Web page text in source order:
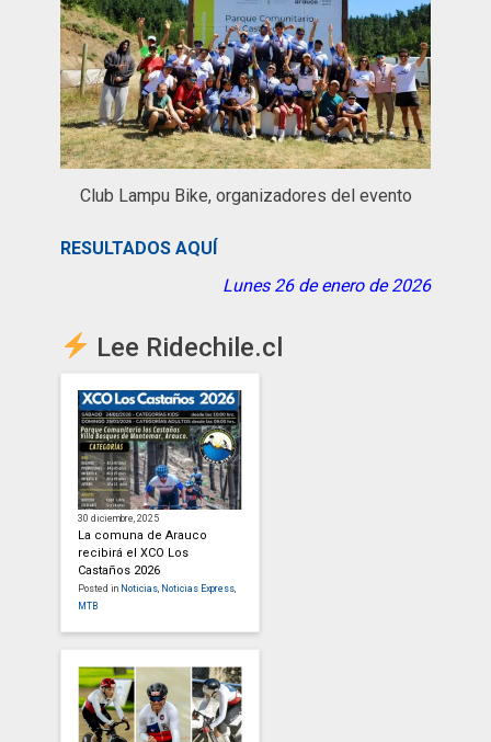
Club Lampu Bike, organizadores del evento
RESULTADOS AQUÍ
Lunes 26 de enero de 2026
Lee Ridechile.cl
30 diciembre, 2025
La comuna de Arauco
recibirá el XCO Los
Castaños 2026
Posted in Noticias Noticias Express
MTB